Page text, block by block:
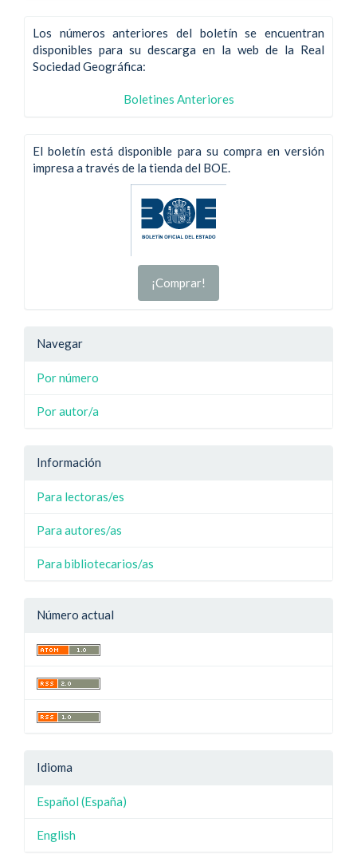
Los números anteriores del boletín se encuentran
disponibles para su descarga en la web de la Real
Sociedad Geográfica:
Boletines Anteriores
El boletín está disponible para su compra en versión
impresa a través de la tienda del BOE.
¡Comprar!
Navegar
Por número
Por autor/a
Información
Para lectoras/es
Para autores/as
Para bibliotecarios/as
Número actual
Idioma
Español (España)
English